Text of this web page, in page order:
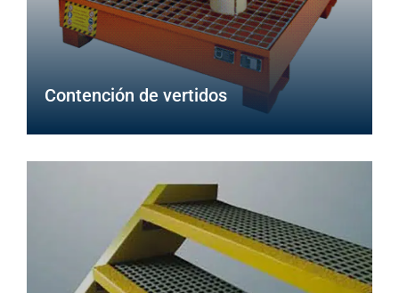
Contención de vertidos